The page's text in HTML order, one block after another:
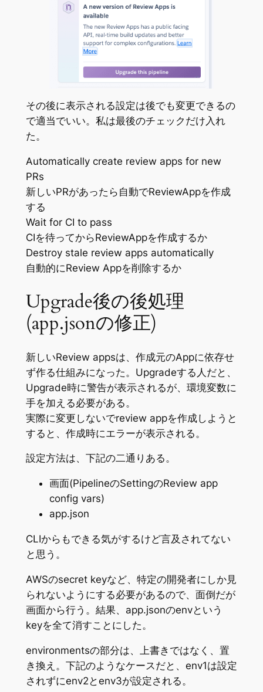
その後に表示される設定は後でも変更できるの
で適当でいい。私は最後のチェックだけ入れ
た。
Automatically create review apps for new
PRs
新しいPRがあったら自動でReviewAppを作成
する
Wait for CI to pass
CIを待ってからReviewAppを作成するか
Destroy stale review apps automatically
自動的にReview Appを削除するか
Upgrade後の後処理
(app.jsonの修正)
新しいReview appsは、作成元のAppに依存せ
ず作る仕組みになった。Upgradeする人だと、
Upgrade時に警告が表示されるが、環境変数に
手を加える必要がある。
実際に変更しないでreview appを作成しようと
すると、作成時にエラーが表示される。
設定方法は、下記の二通りある。
画面(PipelineのSettingのReview app
config vars)
app.json
CLIからもできる気がするけど言及されてない
と思う。
AWSのsecret keyなど、特定の開発者にしか見
られないようにする必要があるので、面倒だが
画面から行う。結果、app.jsonのenvという
keyを全て消すことにした。
environmentsの部分は、上書きではなく、置
き換え。下記のようなケースだと、env1は設定
されずにenv2とenv3が設定される。